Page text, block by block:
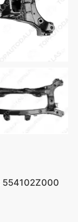
554102Z000